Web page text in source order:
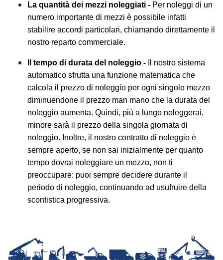
La quantità dei mezzi noleggiati - Per noleggi di un
numero importante di mezzi è possibile infatti
stabilire accordi particolari, chiamando direttamente il
nostro reparto commerciale.
Il tempo di durata del noleggio - Il nostro sistema
automatico sfrutta una funzione matematica che
calcola il prezzo di noleggio per ogni singolo mezzo
diminuendone il prezzo man mano che la durata del
noleggio aumenta. Quindi, più a lungo noleggerai,
minore sarà il prezzo della singola giornata di
noleggio. Inoltre, il nostro contratto di noleggio è
sempre aperto, se non sai inizialmente per quanto
tempo dovrai noleggiare un mezzo, non ti
preoccupare: puoi sempre decidere durante il
periodo di noleggio, continuando ad usufruire della
scontistica progressiva.